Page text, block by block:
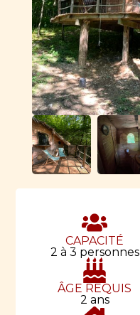
CAPACITÉ
2 à 3 personnes
ÂGE REQUIS
2 ans